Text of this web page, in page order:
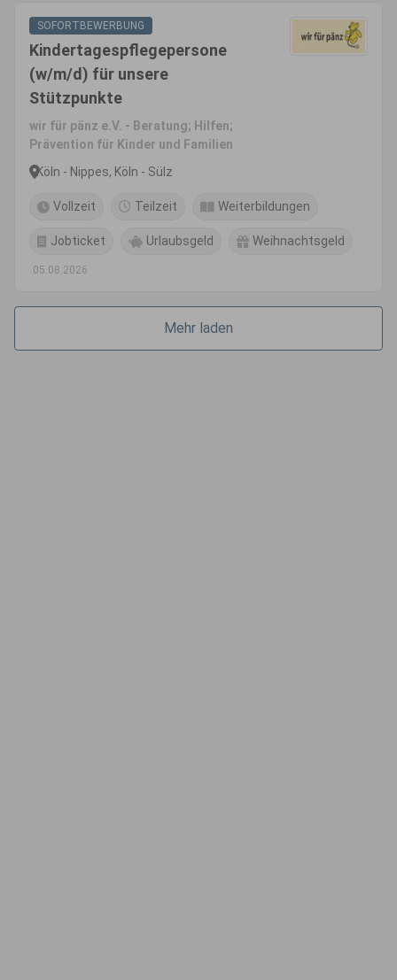
SOFORTBEWERBUNG
Kindertagespflegepersone
(w/m/d) für unsere
Stützpunkte
wir für pänz e.V. - Beratung; Hilfen;
Prävention für Kinder und Familien
Köln - Nippes, Köln - Sülz
Vollzeit Teilzeit Weiterbildungen
Jobticket Urlaubsgeld Weihnachtsgeld
05.08.2026
Mehr laden